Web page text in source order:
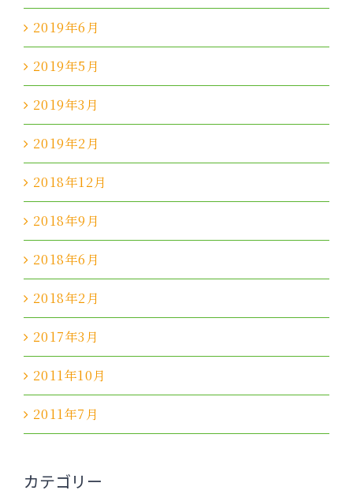
2019年6月
2019年5月
2019年3月
2019年2月
2018年12月
2018年9月
2018年6月
2018年2月
2017年3月
2011年10月
2011年7月
カテゴリー